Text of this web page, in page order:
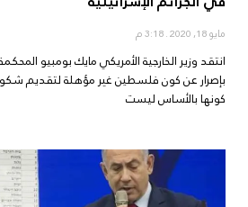
مايو 18, 2020
انتقد وزير الخارجية الأمريكي مايك بومبيو
بإصرار عن كون فلسطين غير مؤهلة لتقديم شكوى
كونها بالأساس ليست